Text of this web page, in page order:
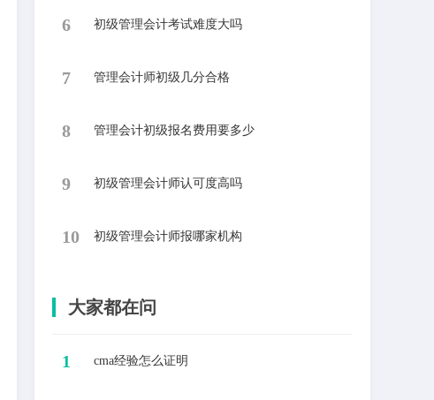
6 ​初级管理会计考试难度大吗
7 ​管理会计师初级几分合格
8 管理会计初级报名费用要多少
9 初级管理会计师认可度高吗
10 ​初级管理会计师报哪家机构
大家都在问
1 cma经验怎么证明